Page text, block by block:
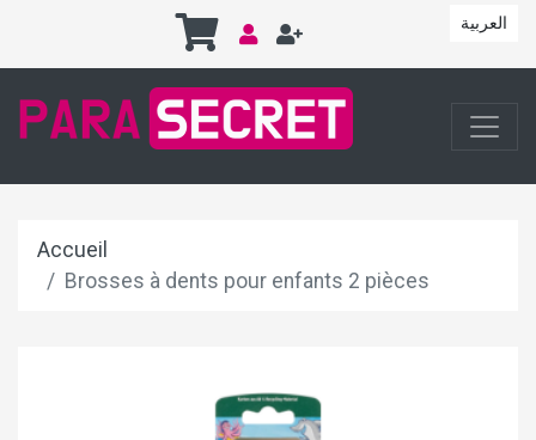
العربية
Accueil
Brosses à dents pour enfants 2 pièces